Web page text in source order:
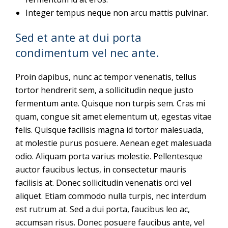
Integer tempus neque non arcu mattis pulvinar.
Sed et ante at dui porta
condimentum vel nec ante.
Proin dapibus, nunc ac tempor venenatis, tellus
tortor hendrerit sem, a sollicitudin neque justo
fermentum ante. Quisque non turpis sem. Cras mi
quam, congue sit amet elementum ut, egestas vitae
felis. Quisque facilisis magna id tortor malesuada,
at molestie purus posuere. Aenean eget malesuada
odio. Aliquam porta varius molestie. Pellentesque
auctor faucibus lectus, in consectetur mauris
facilisis at. Donec sollicitudin venenatis orci vel
aliquet. Etiam commodo nulla turpis, nec interdum
est rutrum at. Sed a dui porta, faucibus leo ac,
accumsan risus. Donec posuere faucibus ante, vel